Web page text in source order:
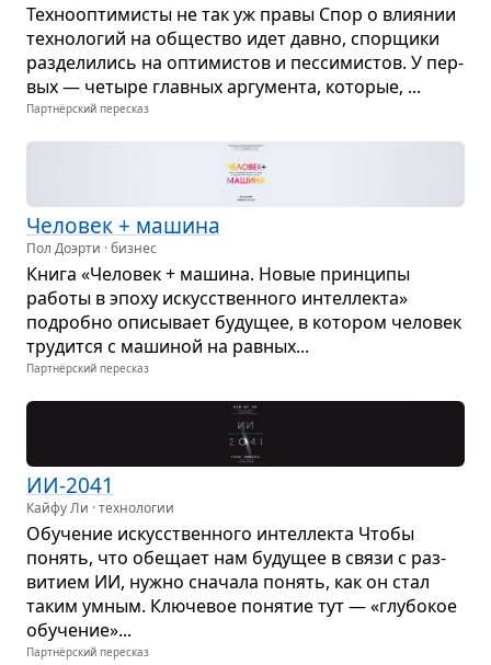
Тех­но­оп­ти­ми­сты не так уж правы Спор о вли­я­нии
тех­но­ло­гий на обще­ство идет давно, спор­щики
раз­де­ли­лись на опти­ми­стов и пес­си­ми­стов. У пер­
вых — четыре глав­ных аргу­мента, кото­рые, ...
Партнёрский пересказ
Чело­век + машина
Пол Доэрти · бизнес
Книга «Чело­век + машина. Новые прин­ципы
работы в эпоху искус­ствен­ного интел­лекта»
подробно опи­сы­вает буду­щее, в кото­ром чело­век
тру­дится с маши­ной на рав­ных...
Партнёрский пересказ
ИИ-2041
Кайфу Ли · технологии
Обу­че­ние искус­ствен­ного интел­лекта Чтобы
понять, что обе­щает нам буду­щее в связи с раз­
ви­тием ИИ, нужно сна­чала понять, как он стал
таким умным. Клю­че­вое поня­тие тут — «глу­бо­кое
обу­че­ние»...
Партнёрский пересказ